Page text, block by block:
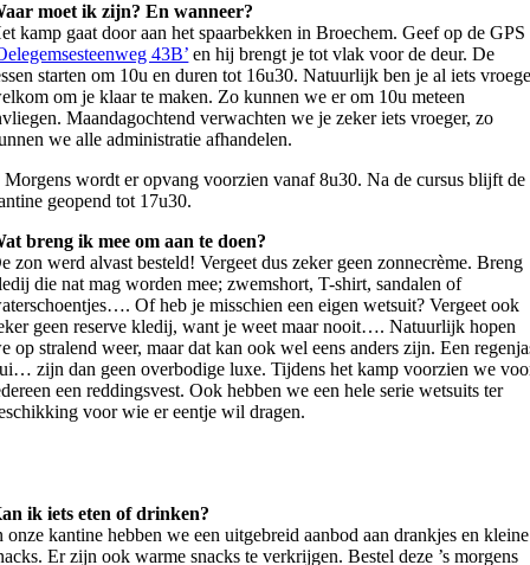
moet ik zijn? En wanneer?
kamp gaat door aan het spaarbekken in Broechem. Geef op de GPS
43B’ en hij brengt je tot vlak voor de deur. De
starten om 10u en duren tot 16u30. Natuurlijk ben je al iets
om je klaar te maken. Zo kunnen we er om 10u meteen
Maandagochtend verwachten we je zeker iets vroeger, zo
we alle administratie afhandelen.
Morgens wordt er opvang voorzien vanaf 8u30. Na de cursus blijft de
geopend tot 17u30.
breng ik mee om aan te doen?
zon werd alvast besteld! Vergeet dus zeker geen zonnecrème. Breng
die nat mag worden mee; zwemshort, T-shirt, sandalen of
Of heb je misschien een eigen wetsuit? Vergeet ook
geen reserve kledij, want je weet maar nooit…. Natuurlijk hopen
op stralend weer, maar dat kan ook wel eens anders zijn. Een
zijn dan geen overbodige luxe. Tijdens het kamp voorzien we
een reddingsvest. Ook hebben we een hele serie wetsuits ter
voor wie er eentje wil dragen.
ik iets eten of drinken?
onze kantine hebben we een uitgebreid aanbod aan drankjes en kleine
Er zijn ook warme snacks te verkrijgen. Bestel deze ’s morgens